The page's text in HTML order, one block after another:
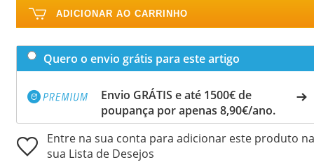
ADICIONAR AO CARRINHO
Quero o envio grátis para este artigo
Envio GRÁTIS e até 1500€ de
poupança por apenas 8,90€/ano.
Entre na sua conta para adicionar este produto na
sua Lista de Desejos